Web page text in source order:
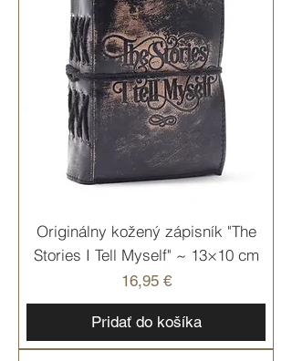
Originálny kožený zápisník "The
Stories I Tell Myself" ~ 13×10 cm
Cena
16,95 €
Pridať do košíka